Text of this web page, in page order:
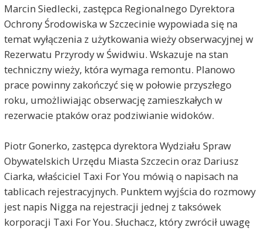
Marcin Siedlecki, zastępca Regionalnego Dyrektora
Ochrony Środowiska w Szczecinie wypowiada się na
temat wyłączenia z użytkowania wieży obserwacyjnej w
Rezerwatu Przyrody w Świdwiu. Wskazuje na stan
techniczny wieży, która wymaga remontu. Planowo
prace powinny zakończyć się w połowie przyszłego
roku, umożliwiając obserwację zamieszkałych w
rezerwacie ptaków oraz podziwianie widoków.
Piotr Gonerko, zastępca dyrektora Wydziału Spraw
Obywatelskich Urzędu Miasta Szczecin oraz Dariusz
Ciarka, właściciel Taxi For You mówią o napisach na
tablicach rejestracyjnych. Punktem wyjścia do rozmowy
jest napis Nigga na rejestracji jednej z taksówek
korporacji Taxi For You. Słuchacz, który zwrócił uwagę